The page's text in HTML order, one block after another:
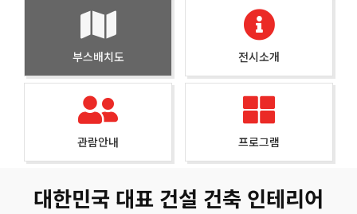
부스배치도 전시소개
관람안내 프로그램
대한민국 대표 건설 건축 인테리어